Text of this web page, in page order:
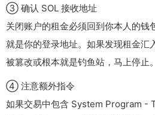
③ 确认 SOL 接收地址
关闭账户的租金必须回到你本人的钱
就是你的登录地址。如果发现租金汇
被篡改或根本就是钓鱼站，马上停止。
④ 注意额外指令
如果交易中包含 System Program -